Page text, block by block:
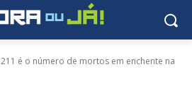
211 é o número de mortos em enchente na